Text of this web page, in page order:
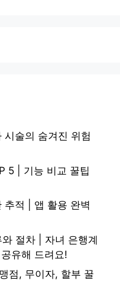
술의 숨겨진 위험
5 | 기능 비교 꿀팁
추적 | 앱 활용 완벽
절차 | 자녀 은행계
유해 드려요!
점, 무이자, 할부 꿀